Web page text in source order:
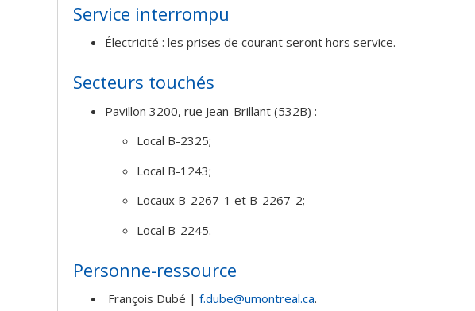
Service interrompu
Électricité : les prises de courant seront hors service.
Secteurs touchés
Pavillon 3200, rue Jean-Brillant (532B) :
Local B-2325;
Local B-1243;
Locaux B-2267-1 et B-2267-2;
Local B-2245.
Personne-ressource
François Dubé | f.dube@umontreal.ca.